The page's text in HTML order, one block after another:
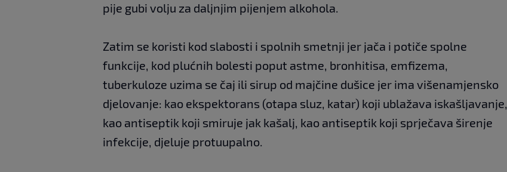
pije gubi volju za daljnjim pijenjem alkohola.
Zatim se koristi kod slabosti i spolnih smetnji jer jača i potiče spolne
funkcije, kod plućnih bolesti poput astme, bronhitisa, emfizema,
tuberkuloze uzima se čaj ili sirup od majčine dušice jer ima višenamjensko
djelovanje: kao ekspektorans (otapa sluz, katar) koji ublažava iskašljavanje,
kao antiseptik koji smiruje jak kašalj, kao antiseptik koji sprječava širenje
infekcije, djeluje protuupalno.